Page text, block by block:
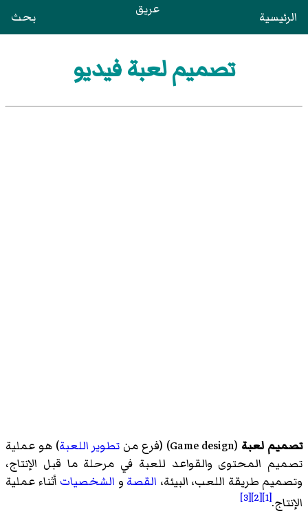
الرئيسية عريق بحث
تصميم لعبة فيديو
تصميم لعبة (
Game design)‏ (فرع من تطوير اللعبة) هو عملية
تصميم المحتوى والقواعد للعبة في مرحلة ما قبل الإنتاج،
وتصميم طريقة اللعب، البيئة، القصة و الشخصيات أثناء عملية
الإنتاج.[1]
[2]
[3]